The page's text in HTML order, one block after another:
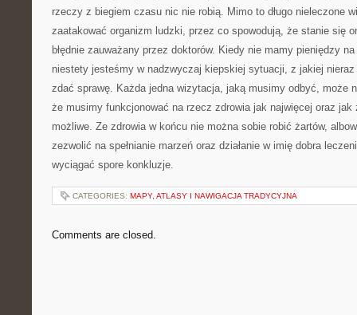
rzeczy z biegiem czasu nic nie robią. Mimo to długo nieleczone
zaatakować organizm ludzki, przez co spowodują, że stanie się
błędnie zauważany przez doktorów. Kiedy nie mamy pieniędzy
niestety jesteśmy w nadzwyczaj kiepskiej sytuacji, z jakiej
zdać sprawę. Każda jedna wizytacja, jaką musimy odbyć, może
że musimy funkcjonować na rzecz zdrowia jak najwięcej oraz jak
możliwe. Ze zdrowia w końcu nie można sobie robić żartów,
zezwolić na spełnianie marzeń oraz działanie w imię dobra
wyciągać spore konkluzje.
CATEGORIES: MAPY, ATLASY I NAWIGACJA TRADYCYJNA
Comments are closed.